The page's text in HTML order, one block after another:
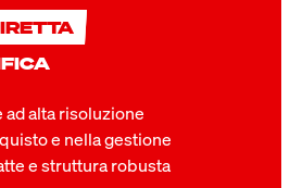
ad alta risoluzione
e nella gestione
e struttura robusta